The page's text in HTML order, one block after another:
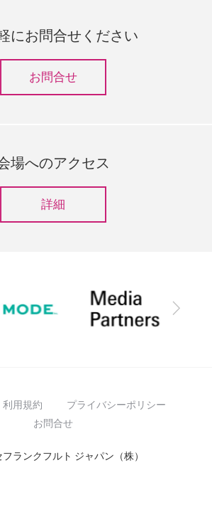
にお問合せください
お問合せ
場へのアクセス
詳細
次
利用規約
プライバシーポリシー
お問合せ
ランクフルト ジャパン（株）